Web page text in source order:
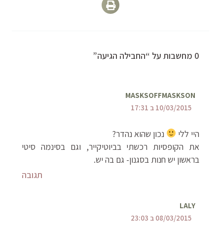
MASKSOFFMASKSON
10/03/2015 ב 17:31
היי ללי
נכון שהוא נהדר?
את הקופסיות רכשתי בביוטיקייר, וגם בסינמה סיטי
בראשון יש חנות בסגנון- גם בה יש.
תגובה
LALY
08/03/2015 ב 23:03